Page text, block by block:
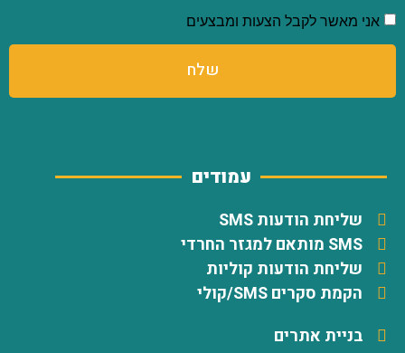
אני מאשר לקבל הצעות ומבצעים
שלח
עמודים
שליחת הודעות SMS
SMS מותאם למגזר החרדי
שליחת הודעות קוליות
הקמת סקרים SMS/קולי
בניית אתרים